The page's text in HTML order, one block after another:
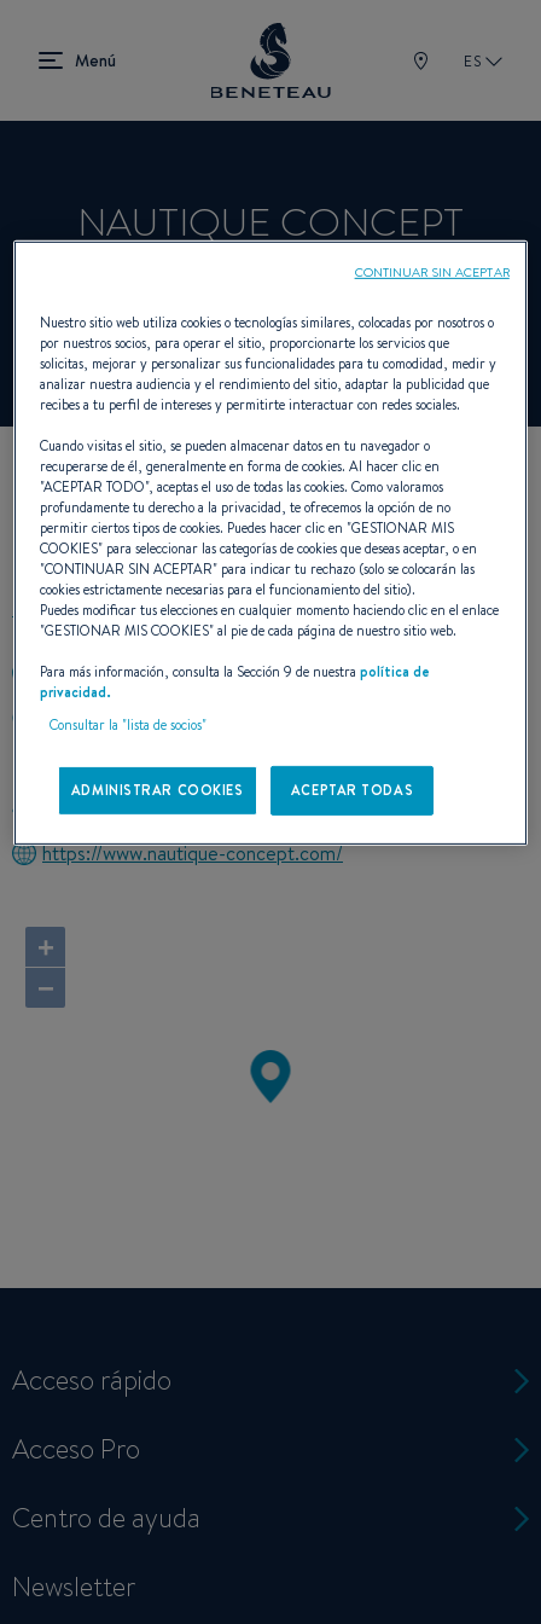
ES
NAUTIQUE CONCEPT
Concesionario Fueraborda para BENETEAU
NUESTROS DATOS DE
CONTACTO
+33494956911
1 Place du Lion de Terre
France
Calcular el itinerario
https://www.nautique-concept.com/
+
−
Acceso rápido
Acceso Pro
Centro de ayuda
Newsletter
Nuestro sitio web utiliza cookies o tecnologías similares, colocadas por nosotros o
por nuestros socios, para operar el sitio, proporcionarte los servicios que
solicitas, mejorar y personalizar sus funcionalidades para tu comodidad, medir y
analizar nuestra audiencia y el rendimiento del sitio, adaptar la publicidad que
recibes a tu perfil de intereses y permitirte interactuar con redes sociales.
Cuando visitas el sitio, se pueden almacenar datos en tu navegador o
recuperarse de él, generalmente en forma de cookies. Al hacer clic en
"ACEPTAR TODO", aceptas el uso de todas las cookies. Como valoramos
profundamente tu derecho a la privacidad, te ofrecemos la opción de no
permitir ciertos tipos de cookies. Puedes hacer clic en "GESTIONAR MIS
COOKIES" para seleccionar las categorías de cookies que deseas aceptar, o en
"CONTINUAR SIN ACEPTAR" para indicar tu rechazo (solo se colocarán las
cookies estrictamente necesarias para el funcionamiento del sitio).
Puedes modificar tus elecciones en cualquier momento haciendo clic en el enlace
"GESTIONAR MIS COOKIES" al pie de cada página de nuestro sitio web.
Para más información, consulta la Sección 9 de nuestrapolítica de
privacidad.
Consultar la "lista de socios"
ADMINISTRAR COOKIES ACEPTAR TODAS
CONTINUAR SIN ACEPTAR